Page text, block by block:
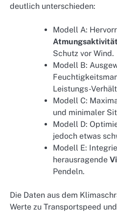
deutlich unterschieden:
Modell A:
Atmungsaktivität
Schutz vor Wind.
Modell B:
Leistungs-
Modell C:
und minimaler
Modell D:
jedoch etwas
Modell E:
herausragende
Pendeln.
Die Daten aus dem
Werte zu Transportspeed